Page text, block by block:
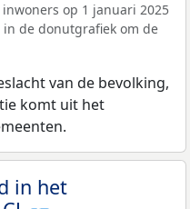
op 1 januari 2025
in de donutgrafiek om de
van de bevolking,
komt uit het
in het